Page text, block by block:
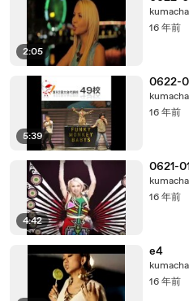
2:05
16 年前
5:39
0622-
16 年前
4:42
0621-
16 年前
e4
16 年前